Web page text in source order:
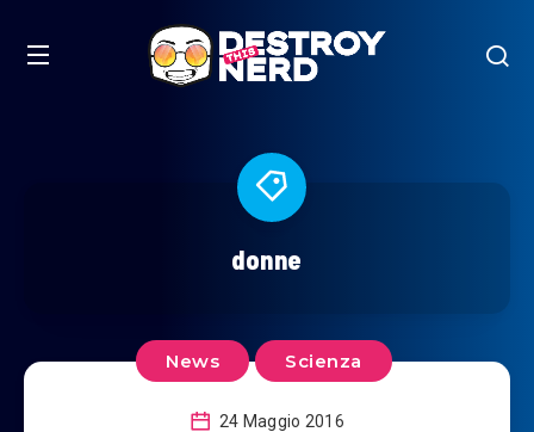
donne
News Scienza
24 Maggio 2016